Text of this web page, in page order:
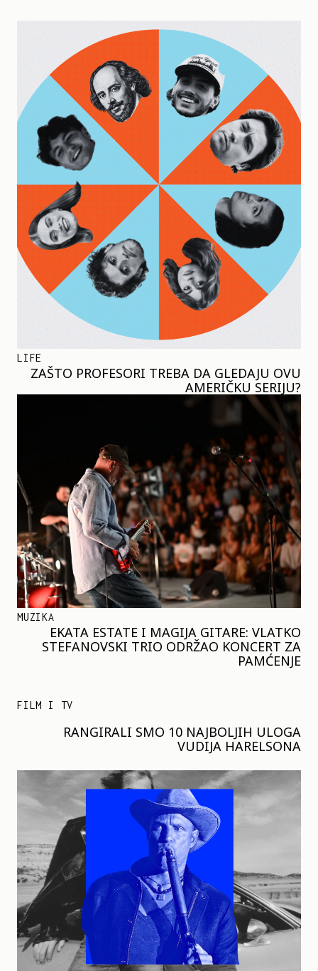
LIFE
ZAŠTO PROFESORI TREBA DA GLEDAJU OVU
AMERIČKU SERIJU?
MUZIKA
EKATA ESTATE I MAGIJA GITARE: VLATKO
STEFANOVSKI TRIO ODRŽAO KONCERT ZA
PAMĆENJE
FILM I TV
RANGIRALI SMO 10 NAJBOLJIH ULOGA
VUDIJA HARELSONA